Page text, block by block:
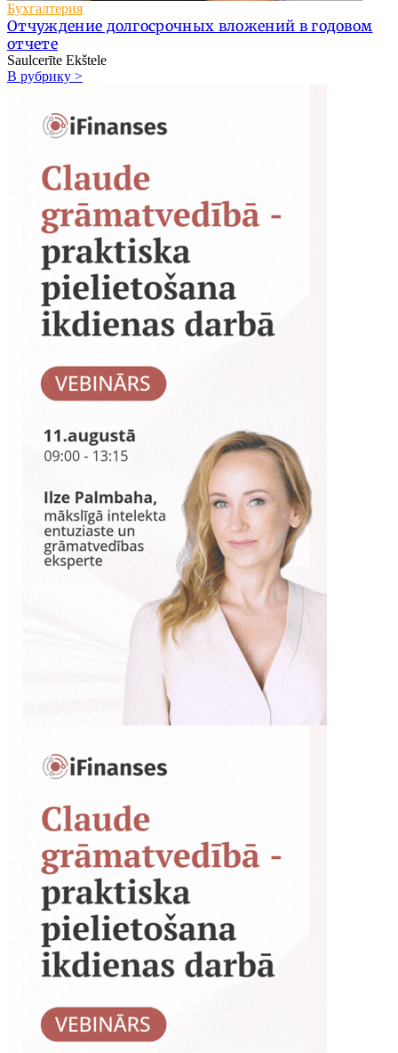
Бухгалтерия
Отчуждение долгосрочных вложений в годовом
отчете
Saulcerīte Ekštele
В рубрику >